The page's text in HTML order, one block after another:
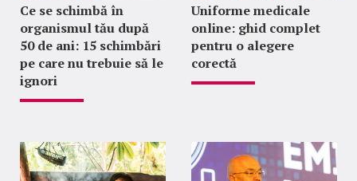
Ce se schimbă în
organismul tău după
50 de ani: 15 schimbări
pe care nu trebuie să le
ignori
Uniforme medicale
online: ghid complet
pentru o alegere
corectă